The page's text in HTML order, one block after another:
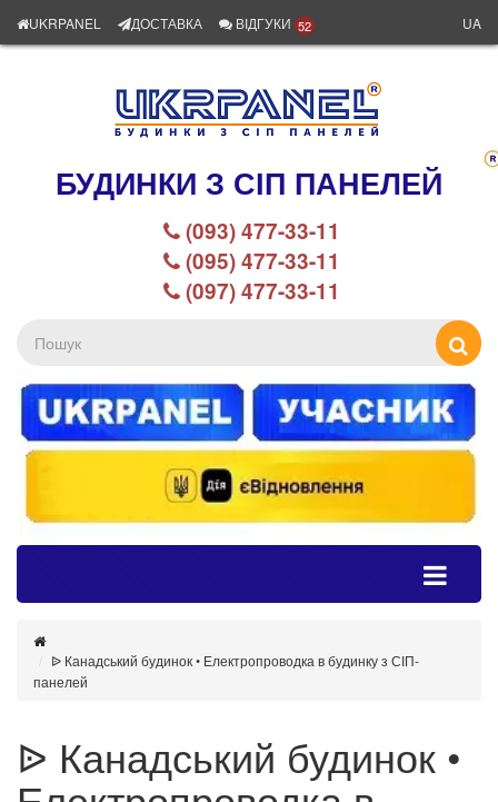
UKRPANEL ДОСТАВКА ВІДГУКИ 52 UA
БУДИНКИ З СІП ПАНЕЛЕЙ
(093) 477-33-11
(095) 477-33-11
(097) 477-33-11
ᐉ Канадський будинок • Електропроводка в будинку з СІП-
панелей
ᐉ Канадський будинок •